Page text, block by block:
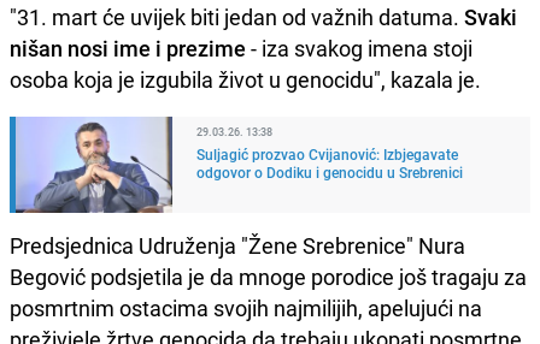
"31. mart će uvijek biti jedan od važnih datuma. Svaki
nišan nosi ime i prezime - iza svakog imena stoji
osoba koja je izgubila život u genocidu", kazala je.
29.03.26. 13:38
Suljagić prozvao Cvijanović: Izbjegavate
odgovor o Dodiku i genocidu u Srebrenici
Predsjednica Udruženja "Žene Srebrenice" Nura
Begović podsjetila je da mnoge porodice još tragaju za
posmrtnim ostacima svojih najmilijih, apelujući na